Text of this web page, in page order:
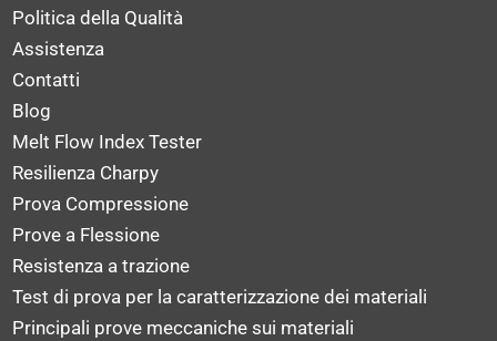
Politica della Qualità
Assistenza
Contatti
Blog
Melt Flow Index Tester
Resilienza Charpy
Prova Compressione
Prove a Flessione
Resistenza a trazione
Test di prova per la caratterizzazione dei materiali
Principali prove meccaniche sui materiali